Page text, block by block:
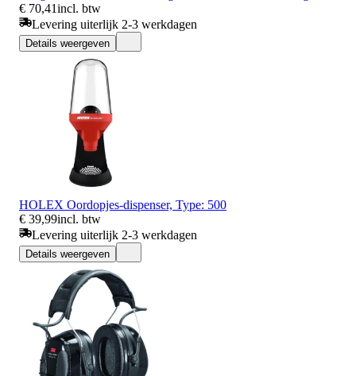
€ 70,41incl. btw
Levering uiterlijk 2-3 werkdagen
Details weergeven
HOLEX Oordopjes-dispenser, Type: 500
€ 39,99incl. btw
Levering uiterlijk 2-3 werkdagen
Details weergeven